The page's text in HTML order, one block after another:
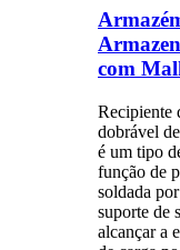
com
Recipiente
dobrável
é um tipo
função de
soldada
suporte de
alcançar a